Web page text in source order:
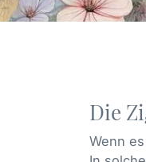
Die
Wenn